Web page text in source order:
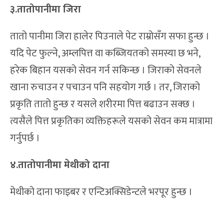
३.तातोपानीमा जिरा
तातो पानीमा जिरा हालेर पिउनाले पेट राम्रोसँग सफा हुन्छ ।
यदि पेट फुल्ने, अम्लपित्त वा कब्जियतको समस्या छ भने,
हरेक बिहान यसको सेवन गर्न सकिन्छ । जिराको सेवनले
खाना रुचाउन र पचाउन पनि सहयोग गर्छ । तर, जिराको
प्रकृति तातो हुन्छ र यसले शरीरमा पित्त बढाउन सक्छ ।
त्यसैले पित्त प्रकृतिका व्यक्तिहरूले यसको सेवन कम मात्रामा
गर्नुपर्छ ।
४.तातोपानीमा मेथीको दाना
मेथीको दाना फाइबर र एन्टिअक्सिडेन्टले भरपूर हुन्छ ।